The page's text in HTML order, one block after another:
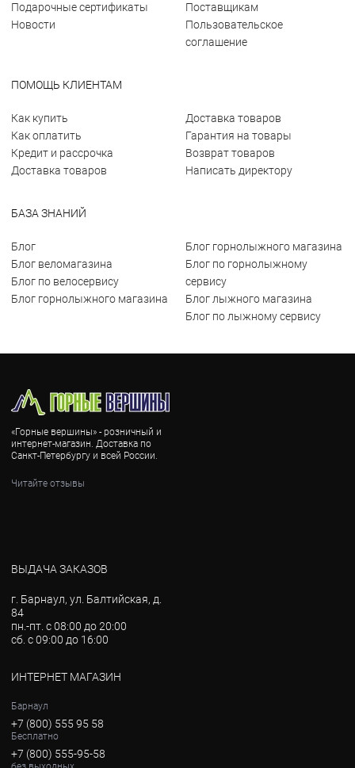
Подарочные сертификаты
Новости
Поставщикам
Пользовательское
соглашение
ПОМОЩЬ КЛИЕНТАМ
Как купить
Как оплатить
Кредит и рассрочка
Доставка товаров
Доставка товаров
Гарантия на товары
Возврат товаров
Написать директору
БАЗА ЗНАНИЙ
Блог
Блог веломагазина
Блог по велосервису
Блог горнолыжного магазина
Блог горнолыжного магазина
Блог по горнолыжному
сервису
Блог лыжного магазина
Блог по лыжному сервису
«Горные вершины» - розничный и
интернет-магазин. Доставка по
Санкт-Петербургу и всей России.
Читайте отзывы
ВЫДАЧА ЗАКАЗОВ
г. Барнаул, ул. Балтийская, д.
84
пн.-пт. с 08:00 до 20:00
сб. с 09:00 до 16:00
ИНТЕРНЕТ МАГАЗИН
Барнаул
+7 (800) 555 95 58
Бесплатно
+7 (800) 555-95-58